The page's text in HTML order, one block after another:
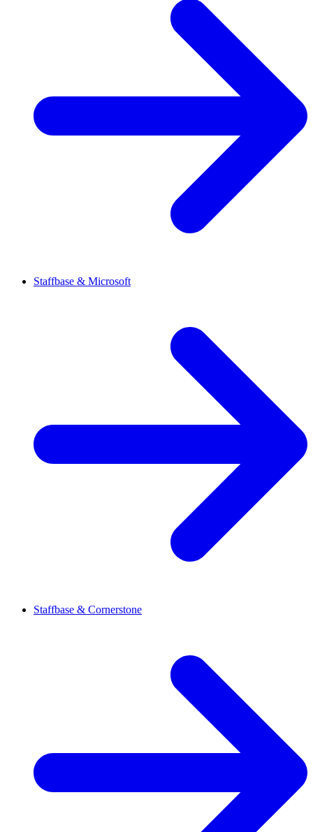
Staffbase & Microsoft
Staffbase & Cornerstone